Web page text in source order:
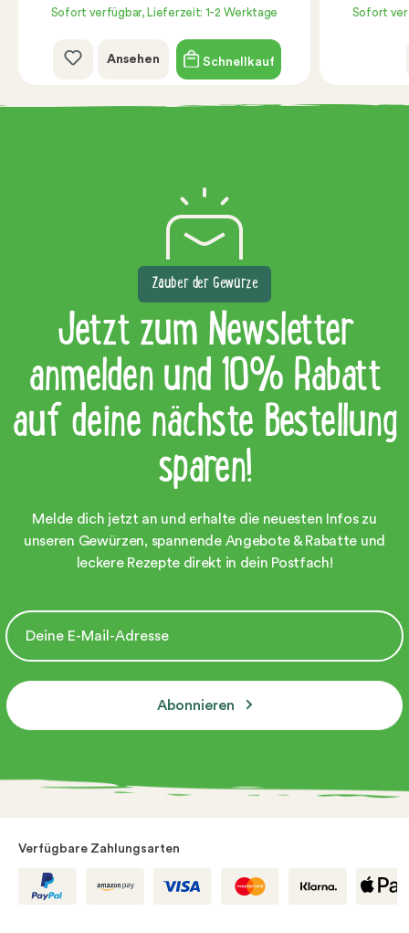
Sofort verfügbar, Lieferzeit: 1-2 Werktage
Ansehen Schnellkauf
Sofort
Zauber der Gewürze
Jetzt zum Newsletter
anmelden und 10% Rabatt
auf deine nächste Bestellung
sparen!
Melde dich jetzt an und erhalte die neuesten Infos zu
unseren Gewürzen, spannende Angebote & Rabatte und
leckere Rezepte direkt in dein Postfach!
Abonnieren
Verfügbare Zahlungsarten